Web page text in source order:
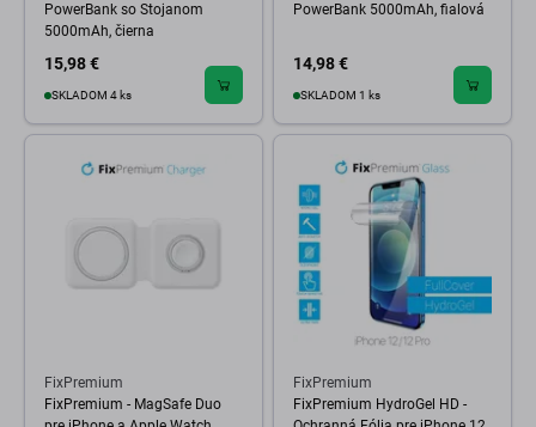
PowerBank so Stojanom
5000mAh, čierna
15,98 €
SKLADOM 4 ks
PowerBank 5000mAh, fialová
14,98 €
SKLADOM 1 ks
FixPremium
FixPremium - MagSafe Duo
FixPremium
FixPremium HydroGel HD -